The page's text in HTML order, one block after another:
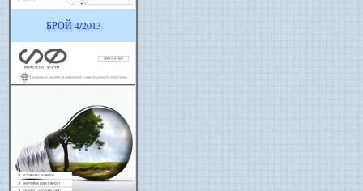
БРОЙ 4/2013